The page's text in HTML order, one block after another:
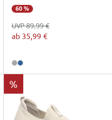
60 %
ab 35,99 €
UVP 89,99 €
%